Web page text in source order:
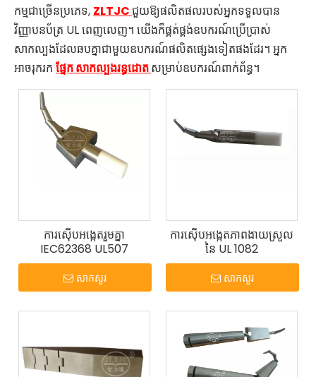
កម្មជាច្រើនប្រភេទ, ZLTJC ជួយឱ្យផលិតផលរបស់អ្នកទទួលបាន
វិញ្ញាបនប័ត្រ UL ពេញលេញ។ យើងក៏ផ្គត់ផ្គង់ឧបករណ៍ប្រើប្រាស់
សាកល្បងដែលឆបគ្នាជាមួយឧបករណ៍ផលិតផ្សេងទៀតផងដែរ។ អ្នក
អាចរុករក ផ្នែក សាកល្បងរន្ធដោតសម្រាប់ឧបករណ៍ពាក់ព័ន្ធ។
ការស៊ើបអង្កេតរួមគ្នា
IEC62368 UL507
សាកសួរ
ការស៊ើបអង្កេតភាពងាយស្រួល
នៃ UL 1082
សាកសួរ